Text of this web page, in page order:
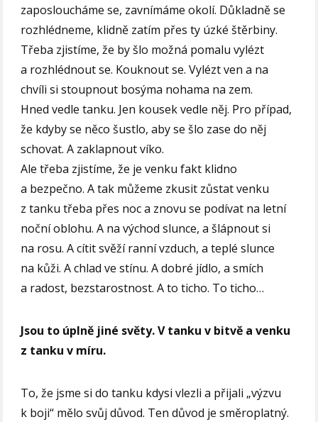
zaposloucháme se, zavnímáme okolí. Důkladně se
rozhlédneme, klidně zatím přes ty úzké štěrbiny.
Třeba zjistíme, že by šlo možná pomalu vylézt
a rozhlédnout se. Kouknout se. Vylézt ven a na
chvíli si stoupnout bosýma nohama na zem.
Hned vedle tanku. Jen kousek vedle něj. Pro případ,
že kdyby se něco šustlo, aby se šlo zase do něj
schovat. A zaklapnout víko.
Ale třeba zjistíme, že je venku fakt klidno
a bezpečno. A tak můžeme zkusit zůstat venku
z tanku třeba přes noc a znovu se podívat na letní
noční oblohu. A na východ slunce, a šlápnout si
na rosu. A cítit svěží ranní vzduch, a teplé slunce
na kůži. A chlad ve stínu. A dobré jídlo, a smích
a radost, bezstarostnost. A to ticho. To ticho…
Jsou to úplně jiné světy. V tanku v bitvě a venku
z tanku v míru.
To, že jsme si do tanku kdysi vlezli a přijali „výzvu
k boji“ mělo svůj důvod. Ten důvod je směroplatný.